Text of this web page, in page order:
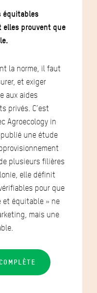
équitables
elles prouvent que
la norme, il faut
et exiger
aux aides
privés. C’est
Agroecology in
une étude
plusieurs filières
elle définit
pour que
et équitable » ne
mais une